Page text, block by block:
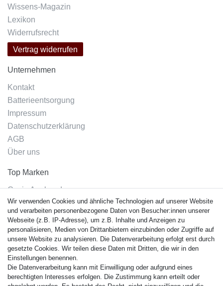
Wissens-Magazin
Lexikon
Widerrufsrecht
Vertrag widerrufen
Unternehmen
Kontakt
Batterieentsorgung
Impressum
Datenschutzerklärung
AGB
Über uns
Top Marken
Casio Armband
Festina Armband
Citizen Armband
M. Lacroix Armband
J. Lemans Armband
Uhrenarmbänder - Alle
Sicherheit
Wir verwenden Cookies und ähnliche Technologien auf unserer Website
und verarbeiten personenbezogene Daten von Besucher:innen unserer
Webseite (z.B. IP-Adresse), um z.B. Inhalte und Anzeigen zu
personalisieren, Medien von Drittanbietern einzubinden oder Zugriffe auf
unsere Website zu analysieren. Die Datenverarbeitung erfolgt erst durch
gesetzte Cookies. Wir teilen diese Daten mit Dritten, die wir in den
Einstellungen benennen.
Die Datenverarbeitung kann mit Einwilligung oder aufgrund eines
berechtigten Interesses erfolgen. Die Zustimmung kann erteilt oder